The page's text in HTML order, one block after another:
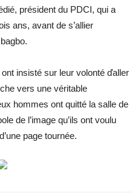
président du PDCI, qui a
ans, avant de s’allier
insisté sur leur volonté ďaller
vers une véritable
hommes ont quitté la salle de
de l’image qu’ils ont voulu
page tournée.